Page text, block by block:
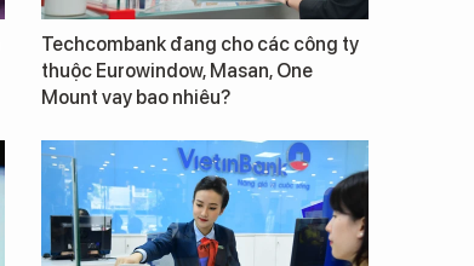
Techcombank đang cho các công ty
thuộc Eurowindow, Masan, One
Mount vay bao nhiêu?